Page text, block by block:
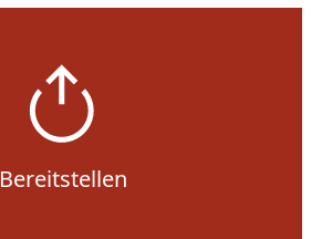
Bereitstellen